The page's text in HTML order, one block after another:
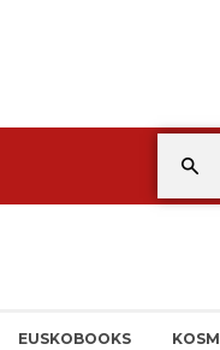
EUSKOBOOKS